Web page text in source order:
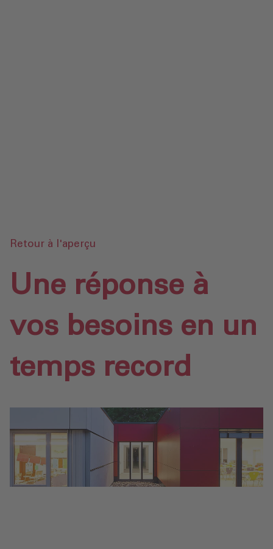
Retour à l'aperçu
Une réponse à
vos besoins en un
temps record